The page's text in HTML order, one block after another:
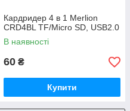
Кардридер 4 в 1 Merlion
CRD4BL TF/Micro SD, USB2.0
В наявності
60 ₴
Купити